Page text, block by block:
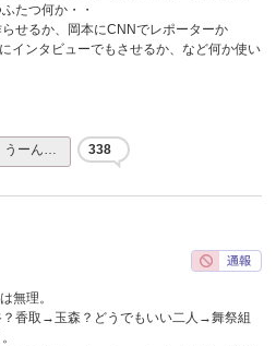
たつ何か・・
せるか、岡本にCNNでレポーターか
インタビューでもさせるか、など何か使い
うーん… 338
無理。
香取→玉森？どうでもいい二人→舞祭組